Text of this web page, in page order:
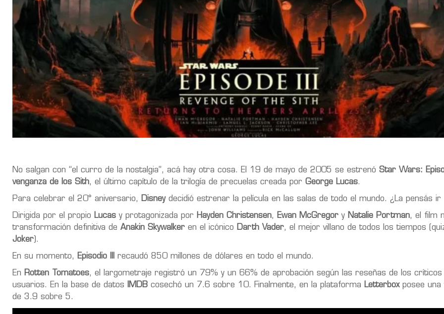
No salgan con “el curro de la nostalgia”, acá hay otra cosa. El 19 de mayo de 2005 se estrenó Star Wars:
venganza de los Sith, el último capítulo de la trilogía de precuelas creada por George Lucas.
Para celebrar el 20° aniversario, Disneydecidió estrenar la película en las salas de todo el mundo. ¿La pensás ir
Dirigida por el propio Lucas y protagonizada por Hayden Christensen, Ewan McGregor y Natalie Portman, el film
transformación definitiva de Anakin Skywalker en el icónico Darth Vader, el mejor villano de todos los tiempos
Joker ).
En su momento, Episodio III recaudó 850 millones de dólares en todo el mundo.
En Rotten Tomatoes, el largometraje registró un 79% y un 66% de aprobación según las reseñas de los críticos
usuarios. En la base de datos
IMDB cosechó un 7.6 sobre 10. Finalmente, en la plataforma Letterboxposee una
de 3.9 sobre 5.